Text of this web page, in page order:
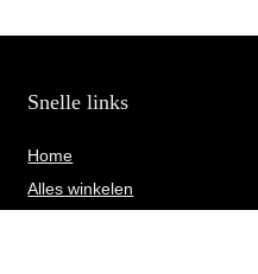
Snelle links
Home
Alles winkelen